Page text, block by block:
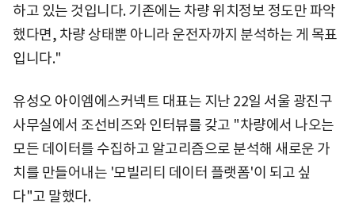
하고 있는 것입니다. 기존에는 차량 위치정보 정도만 파악
했다면, 차량 상태뿐 아니라 운전자까지 분석하는 게 목표
입니다."
유성오 아이엠에스커넥트 대표는 지난 22일 서울 광진구
사무실에서 조선비즈와 인터뷰를 갖고 "차량에서 나오는
모든 데이터를 수집하고 알고리즘으로 분석해 새로운 가
치를 만들어내는 '모빌리티 데이터 플랫폼'이 되고 싶
다"고 말했다.